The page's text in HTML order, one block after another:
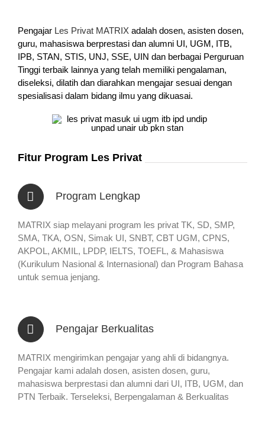
Pengajar Les Privat MATRIXadalah dosen, asisten dosen,
guru, mahasiswa berprestasi dan alumni UI, UGM, ITB,
IPB, STAN, STIS, UNJ, SSE, UIN dan berbagai Perguruan
Tinggi terbaik lainnya yang telah memiliki pengalaman,
diseleksi, dilatih dan diarahkan mengajar sesuai dengan
spesialisasi dalam bidang ilmu yang dikuasai.
Fitur Program Les Privat
Program Lengkap
MATRIX siap melayani program les privat TK, SD, SMP,
SMA, TKA, OSN, Simak UI, SNBT, CBT UGM, CPNS,
AKPOL, AKMIL, LPDP, IELTS, TOEFL, & Mahasiswa
(Kurikulum Nasional & Internasional) dan Program Bahasa
untuk semua jenjang.
Pengajar Berkualitas
MATRIX mengirimkan pengajar yang ahli di bidangnya.
Pengajar kami adalah dosen, asisten dosen, guru,
mahasiswa berprestasi dan alumni dari UI, ITB, UGM, dan
PTN Terbaik. Terseleksi, Berpengalaman & Berkualitas